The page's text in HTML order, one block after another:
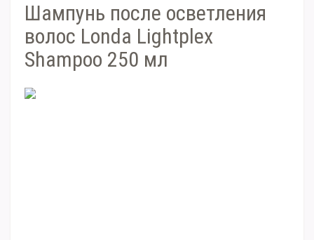
Шампунь после осветления
волос Londa Lightplex
Shampoo 250 мл